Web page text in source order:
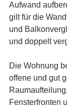
Aufwand
gilt für die
und
und doppelt
Die Wohnung
offene und gut
Fensterfronten